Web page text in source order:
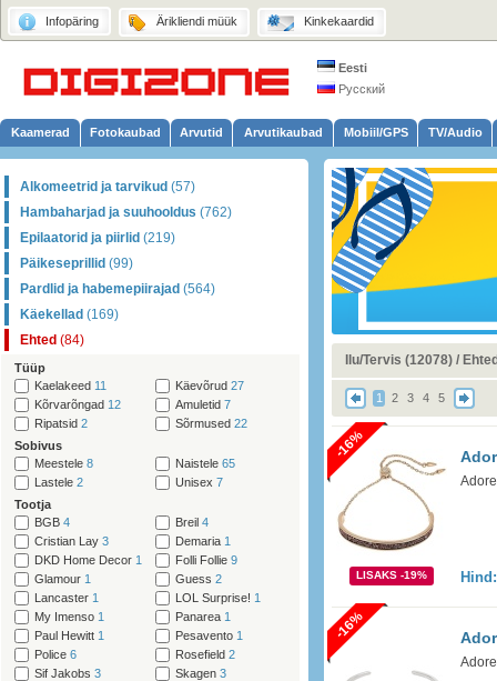
Infopäring Ärikliendi müük Kinkekaardid
Eesti
Русский
Kaamerad Fotokaubad Arvutid Arvutikaubad Mobiil/GPS TV/Audio
Alkomeetrid ja tarvikud (57)
Hambaharjad ja suuhooldus (762)
Epilaatorid ja piirlid (219)
Päikeseprillid (99)
Pardlid ja habemepiirajad (564)
Käekellad (169)
Ehted (84)
Tüüp
Kaelakeed 11 Käevõrud 27
Kõrvarõngad 12 Amuletid 7
Ripatsid 2 Sõrmused 22
Sobivus
Meestele 8 Naistele 65
Lastele 2 Unisex 7
Tootja
BGB 4 Breil 4
Cristian Lay 3 Demaria 1
DKD Home Decor 1 Folli Follie 9
Glamour 1 Guess 2
Lancaster 1 LOL Surprise! 1
My Imenso 1 Panarea 1
Paul Hewitt 1 Pesavento 1
Police 6 Rosefield 2
Sif Jakobs 3 Skagen 3
Ilu/Tervis (12078) /
1 2 3 4 5
LISAKS -19%
-16%
-16%